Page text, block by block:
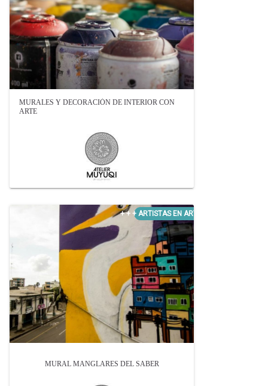
MURALES Y DECORACIÓN DE INTERIOR CON
ARTE
MURAL MANGLARES DEL SABER